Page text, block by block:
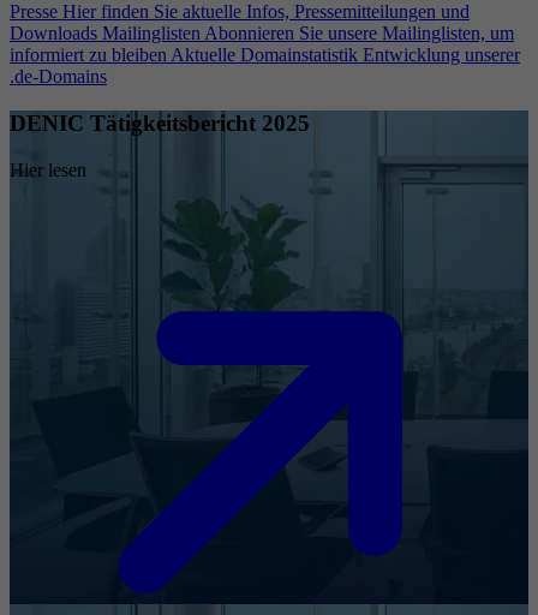
Presse Hier finden Sie aktuelle Infos, Pressemitteilungen und
Downloads Mailinglisten Abonnieren Sie unsere Mailinglisten, um
informiert zu bleiben Aktuelle Domainstatistik Entwicklung unserer
.de-Domains
DENIC Tätigkeitsbericht 2025
Hier lesen